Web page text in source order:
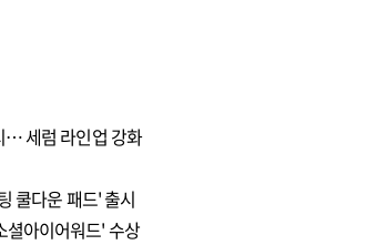
… 세럼 라인업 강화
쿨다운 패드' 출시
셜아이어워드' 수상